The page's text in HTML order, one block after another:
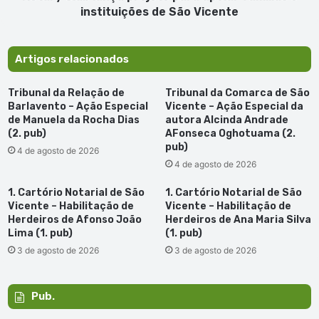
instituições de São Vicente
Artigos relacionados
Tribunal da Relação de
Barlavento – Ação Especial
de Manuela da Rocha Dias
(2. pub)
4 de agosto de 2026
Tribunal da Comarca de São
Vicente – Ação Especial da
autora Alcinda Andrade
AFonseca Oghotuama (2.
pub)
4 de agosto de 2026
1. Cartório Notarial de São
Vicente – Habilitação de
Herdeiros de Afonso João
Lima (1. pub)
3 de agosto de 2026
1. Cartório Notarial de São
Vicente – Habilitação de
Herdeiros de Ana Maria Silva
(1. pub)
3 de agosto de 2026
Pub.